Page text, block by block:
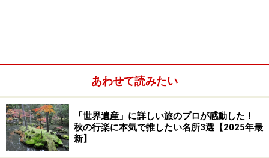
桜が美しい中尊寺の弁財天堂。梅もほぼ同時に咲くため、
両方楽しめることもある。※写真はクリックで拡大
あわせて読みたい
「世界遺産」に詳しい旅のプロが感動した！
秋の行楽に本気で推したい名所3選【2025年最
新】